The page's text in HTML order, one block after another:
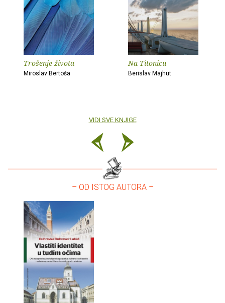
Trošenje života
Miroslav Bertoša
Na Titonicu
Berislav Majhut
VIDI SVE KNJIGE
– OD ISTOG AUTORA –